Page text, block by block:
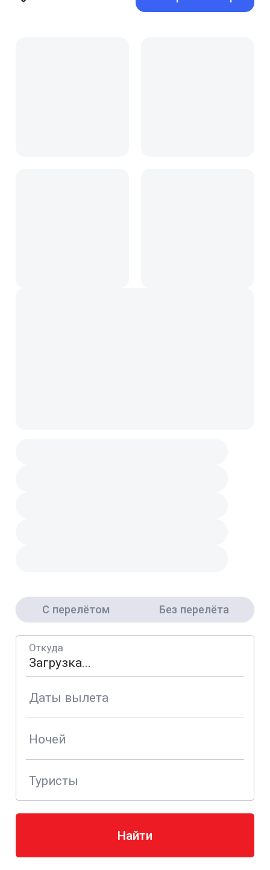
С перелётом Без перелёта
Откуда
Даты вылета
Ночей
Туристы
Найти